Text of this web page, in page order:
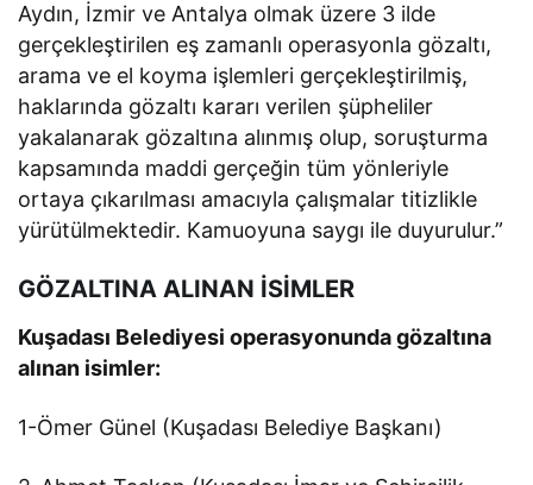
Aydın, İzmir ve Antalya olmak üzere 3 ilde
gerçekleştirilen eş zamanlı operasyonla gözaltı,
arama ve el koyma işlemleri gerçekleştirilmiş,
haklarında gözaltı kararı verilen şüpheliler
yakalanarak gözaltına alınmış olup, soruşturma
kapsamında maddi gerçeğin tüm yönleriyle
ortaya çıkarılması amacıyla çalışmalar titizlikle
yürütülmektedir. Kamuoyuna saygı ile duyurulur.”
GÖZALTINA ALINAN İSİMLER
Kuşadası Belediyesi operasyonunda gözaltına
alınan isimler:
1-Ömer Günel (Kuşadası Belediye Başkanı)